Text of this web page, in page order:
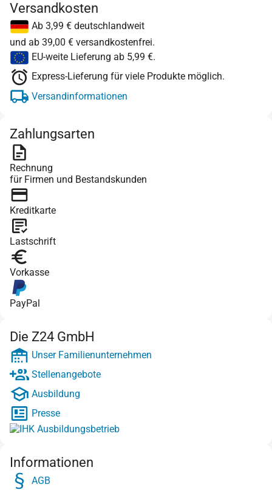
Versandkosten
Ab 3,99 € deutschlandweit
und ab 39,00 € versandkostenfrei.
EU-weite Lieferung ab 5,99 €.
Express-Lieferung für viele Produkte möglich.
Versandinformationen
Zahlungsarten
Rechnung
für Firmen und Bestandskunden
Kreditkarte
Lastschrift
Vorkasse
PayPal
Die Z24 GmbH
Unser Familienunternehmen
Stellenangebote
Ausbildung
Presse
Informationen
AGB